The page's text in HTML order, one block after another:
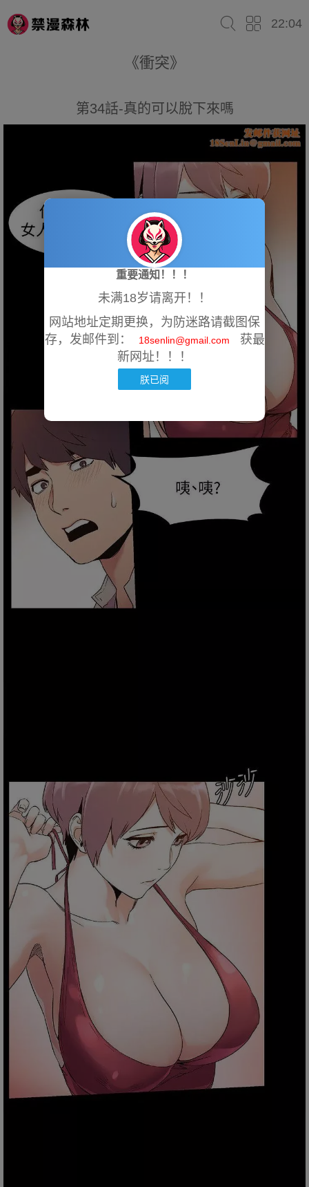
22:04
《衝突》
第34話-真的可以脫下來嗎
重要通知！！！
未满18岁请离开！！
网站地址定期更换，为防迷路请截图保
存，发邮件到：
18senlin@gmail.com
获最
新网址！！！
朕已阅